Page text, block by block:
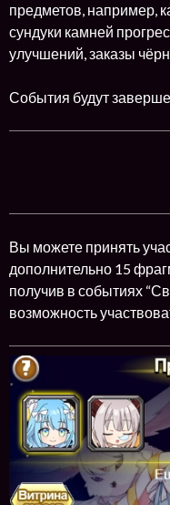
предметов, например,
сундуки камней
улучшений, заказы
События будут
Вы можете принять
дополнительно 15
получив в событиях
возможность